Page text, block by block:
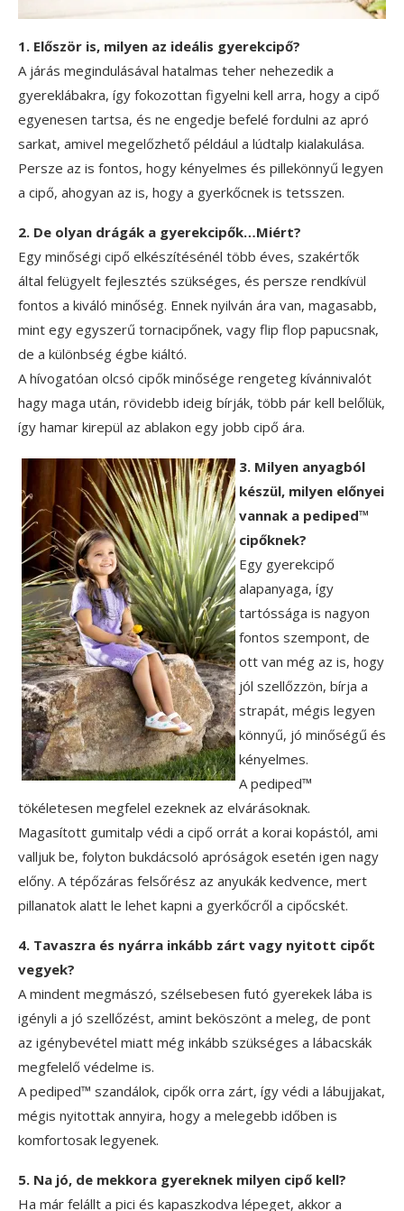
1. Először is, milyen az ideális gyerekcipő?
A járás megindulásával hatalmas teher nehezedik a
gyereklábakra, így fokozottan figyelni kell arra, hogy a cipő
egyenesen tartsa, és ne engedje befelé fordulni az apró
sarkat, amivel megelőzhető például a lúdtalp kialakulása.
Persze az is fontos, hogy kényelmes és pillekönnyű legyen
a cipő, ahogyan az is, hogy a gyerkőcnek is tetsszen.
2. De olyan drágák a gyerekcipők…Miért?
Egy minőségi cipő elkészítésénél több éves, szakértők
által felügyelt fejlesztés szükséges, és persze rendkívül
fontos a kiváló minőség. Ennek nyilván ára van, magasabb,
mint egy egyszerű tornacipőnek, vagy flip flop papucsnak,
de a különbség égbe kiáltó.
A hívogatóan olcsó cipők minősége rengeteg kívánnivalót
hagy maga után, rövidebb ideig bírják, több pár kell belőlük,
így hamar kirepül az ablakon egy jobb cipő ára.
3. Milyen anyagból
készül, milyen előnyei
vannak a pediped™
cipőknek?
Egy gyerekcipő
alapanyaga, így
tartóssága is nagyon
fontos szempont, de
ott van még az is, hogy
jól szellőzzön, bírja a
strapát, mégis legyen
könnyű, jó minőségű és
kényelmes.
A pediped™
tökéletesen megfelel ezeknek az elvárásoknak.
Magasított gumitalp védi a cipő orrát a korai kopástól, ami
valljuk be, folyton bukdácsoló apróságok esetén igen nagy
előny. A tépőzáras felsőrész az anyukák kedvence, mert
pillanatok alatt le lehet kapni a gyerkőcről a cipőcskét.
4. Tavaszra és nyárra inkább zárt vagy nyitott cipőt
vegyek?
A mindent megmászó, szélsebesen futó gyerekek lába is
igényli a jó szellőzést, amint beköszönt a meleg, de pont
az igénybevétel miatt még inkább szükséges a lábacskák
megfelelő védelme is.
A pediped™ szandálok, cipők orra zárt, így védi a lábujjakat,
mégis nyitottak annyira, hogy a melegebb időben is
komfortosak legyenek.
5. Na jó, de mekkora gyereknek milyen cipő kell?
Ha már felállt a pici és kapaszkodva lépeget, akkor a